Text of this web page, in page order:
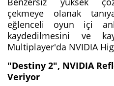
çekmeye olanak
eğlenceli oyun içi
kaydedilmesini ve
Multiplayer'da NVIDIA
"Destiny 2", NVIDIA
Veriyor